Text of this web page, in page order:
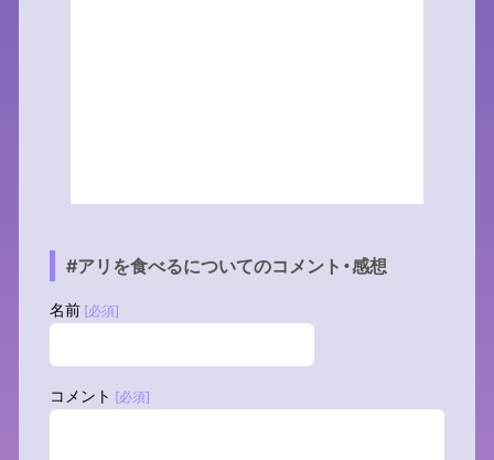
#アリを食べるについてのコメント・感想
名前 [必須]
コメント [必須]